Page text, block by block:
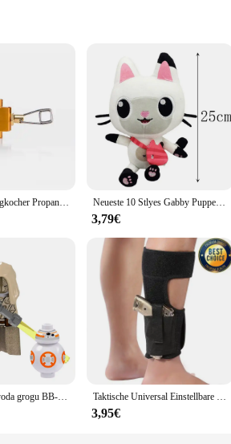
to stay put through all your adventures.
colorful. The smooth application and non-
from casual outings to formal events.
and match to create a unique look that
forward individual, our lip lacquer is the
is available for wholesale and vendor
Lippenlackfarbe is not just a product; it's a
Widesea Campingkocher Propan Nachfülladapter Gasbrenner Gasfüllung Butan Zylinder Tank LPG Saver Campingausrüstung Neueste 10 Stlyes Gabby Puppenhaus Plüschtier Mercat Cartoon Kuscheltiere Meerjungfrau Katze Plüschpuppe Kindergeburtstag Weihnachtsgeschenke
3,79€
Tv6106 tv6105 yoda grogu BB-8 luke skywalker bausteine palpatine ziegel ahsoka tano figur C-3PO tempel wächter figuren spielzeug Taktische Universal Einstellbare Verdeckte Schwarz Tragen Knöchel Bein Pistole Schießen Pistole Holster Jagd Zubehör
3,95€